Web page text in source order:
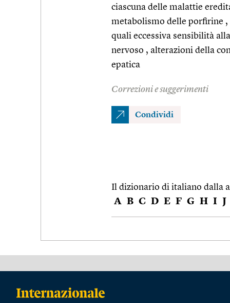
ciascuna delle malattie
metabolismo delle porfirine ,
quali eccessiva sensibilità
nervoso , alterazioni della
epatica
Correzioni e suggerimenti
Condividi
Il dizionario di italiano dalla
A B C D E F G H I J